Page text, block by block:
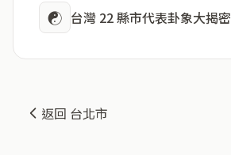
☯ 台灣 22 縣市代表卦象大揭密
返回 台北市